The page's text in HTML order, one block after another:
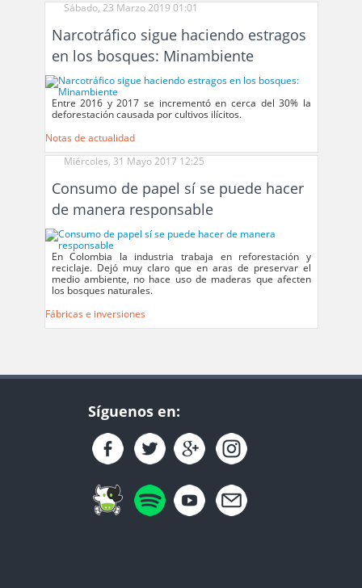
Sábado, 23 Marzo 2019 01:01
Narcotráfico sigue haciendo estragos
en los bosques: Minambiente
Entre 2016 y 2017 se incrementó en cerca del 30% la
deforestación causada por cultivos ilícitos.
Notas de actualidad
Miércoles, 31 Mayo 2017 12:25
Consumo de papel sí se puede hacer
de manera responsable
En Colombia la industria trabaja en reforestación y
reciclaje. Dejó muy claro que en aras de preservar el
medio ambiente, no hace uso de maderas que afecten
los bosques naturales.
Fábricas e inversiones
Síguenos en: